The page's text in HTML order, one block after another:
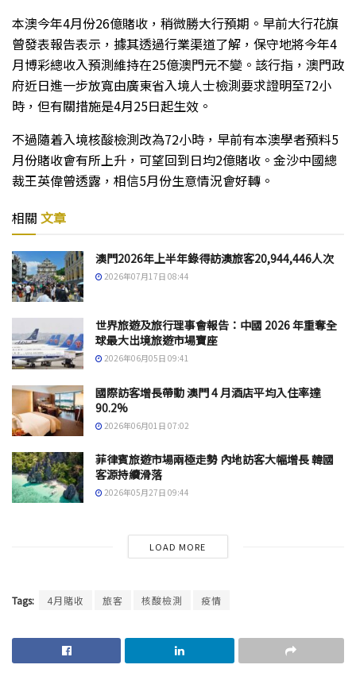
本澳今年4月份26億賭收，稍微勝大行預期。早前大行花旗
曾發表報告表示，據其透過行業渠道了解，保守地將今年4
月博彩總收入預測維持在25億澳門元不變。該行指，澳門政
府近日進一步放寬由廣東省入境人士檢測要求證明至72小
時，但有關措施是4月25日起生效。
不過隨着入境核酸檢測改為72小時，早前有本澳學者預料5
月份賭收會有所上升，可望回到日均2億賭收。金沙中國總
裁王英偉曾透露，相信5月份生意情況會好轉。
相關 文章
澳門2026年上半年錄得訪澳旅客20,944,446人次
2026年07月17日 08:44
世界旅遊及旅行理事會報告：中國 2026 年重奪全
球最大出境旅遊市場寶座
2026年06月05日 09:41
國際訪客增長帶動 澳門 4 月酒店平均入住率達
90.2%
2026年06月01日 07:02
菲律賓旅遊市場兩極走勢 內地訪客大幅增長 韓國
客源持續滑落
2026年05月27日 09:44
LOAD MORE
Tags: 4月賭收 旅客 核酸檢測 疫情